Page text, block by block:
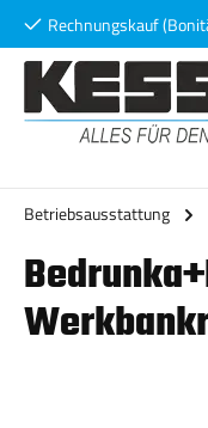
Hauptinhalt springen
Zur Suche springen
Zur Hauptnavigation
Rechnungskauf
Betriebsausstattung